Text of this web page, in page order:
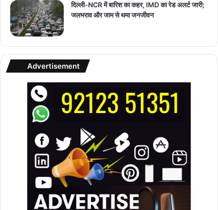
दिल्ली-NCR में बारिश का कहर, IMD का रेड अलर्ट जारी;
जलभराव और जाम से थमा जनजीवन
Advertisement